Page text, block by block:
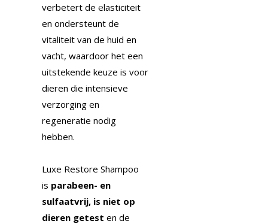
verbetert de elasticiteit
en ondersteunt de
vitaliteit van de huid en
vacht, waardoor het een
uitstekende keuze is voor
dieren die intensieve
verzorging en
regeneratie nodig
hebben.
Luxe Restore Shampoo
is parabeen- en
sulfaatvrij, is niet op
dieren getest en de